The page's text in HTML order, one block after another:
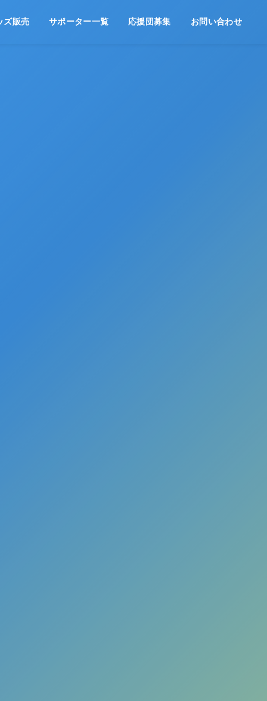
ズ販売 サポーター一覧 応援団募集 お問い合わせ